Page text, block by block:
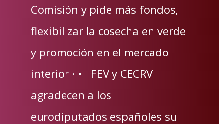
Comisión y pide más fondos,
flexibilizar la cosecha en verde
y promoción en el mercado
interior · • FEV y CECRV
agradecen a los
eurodiputados españoles su